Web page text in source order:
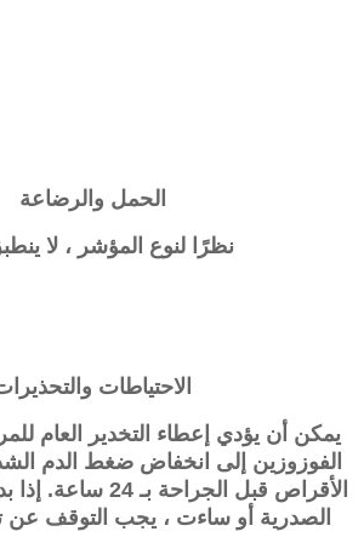
الحمل والرضاعة
نظرًا لنوع المؤشر ، لا
الاحتياطات
يمكن أن يؤدي إعطاء التخدير العام
الفوزوزين إلى انخفاض ضغط الدم
الأقراص قبل
الصدرية أو ساءت ، يجب التوقف عن